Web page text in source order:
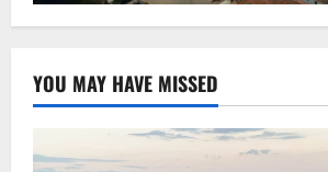
YOU MAY HAVE MISSED